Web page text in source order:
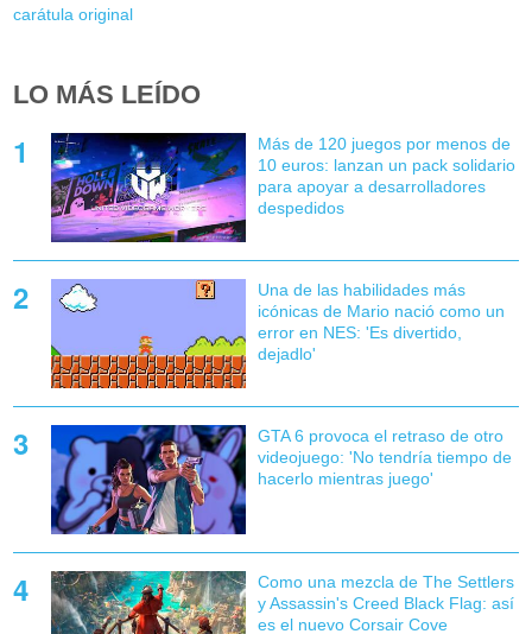
carátula original
LO MÁS LEÍDO
Más de 120 juegos por menos de
10 euros: lanzan un pack solidario
para apoyar a desarrolladores
despedidos
Una de las habilidades más
icónicas de Mario nació como un
error en NES: 'Es divertido,
dejadlo'
GTA 6 provoca el retraso de otro
videojuego: 'No tendría tiempo de
hacerlo mientras juego'
Como una mezcla de The Settlers
y Assassin's Creed Black Flag: así
es el nuevo Corsair Cove